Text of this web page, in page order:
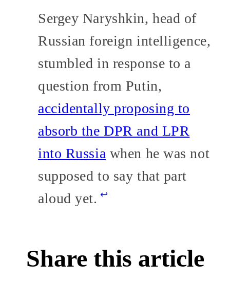
Sergey Naryshkin, head of
Russian foreign intelligence,
stumbled in response to a
question from Putin,
accidentally proposing to
absorb the DPR and LPR
into Russia when he was not
supposed to say that part
aloud yet.↩
Share this article